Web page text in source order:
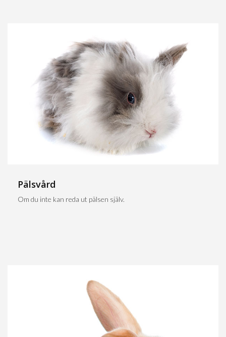
Pälsvård
Om du inte kan reda ut pälsen själv.